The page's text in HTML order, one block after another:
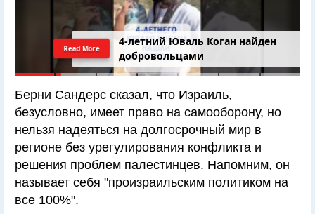
4-летний Юваль Коган найден
добровольцами
Read More
Берни Сандерс сказал, что Израиль,
безусловно, имеет право на самооборону, но
нельзя надеяться на долгосрочный мир в
регионе без урегулирования конфликта и
решения проблем палестинцев. Напомним, он
называет себя "произраильским политиком на
все 100%".